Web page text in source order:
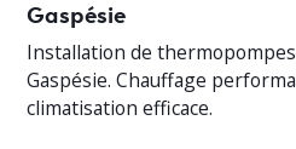
Gaspésie
Installation de
Gaspésie. Chauffage
climatisation efficace.